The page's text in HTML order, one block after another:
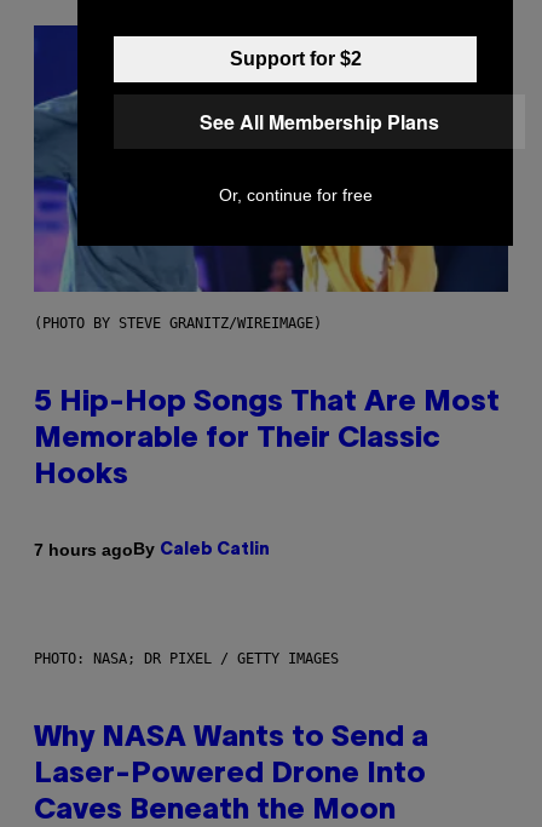
(PHOTO BY STEVE GRANITZ/WIREIMAGE)
5 Hip-Hop Songs That Are Most
Memorable for Their Classic
Hooks
7 hours agoBy Caleb Catlin
PHOTO: NASA; DR PIXEL / GETTY IMAGES
Why NASA Wants to Send a
Laser-Powered Drone Into
Caves Beneath the Moon
Support for $2
See All Membership Plans
Or, continue for free